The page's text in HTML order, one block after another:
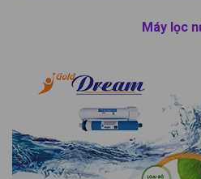
Máy lọc